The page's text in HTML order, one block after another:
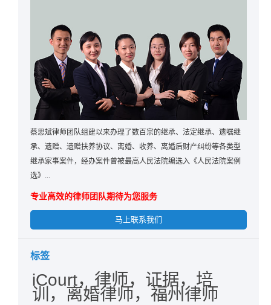
蔡思斌律师团队组建以来办理了数百宗的继承、法定继承、遗嘱继
承、遗赠、遗赠扶养协议、离婚、收养、离婚后财产纠纷等各类型
继承家事案件，经办案件曾被最高人民法院编选入《人民法院案例
选》...
专业高效的律师团队期待为您服务
马上联系我们
标签
iCourt，律师，证据，培
训，离婚律师，福州律师